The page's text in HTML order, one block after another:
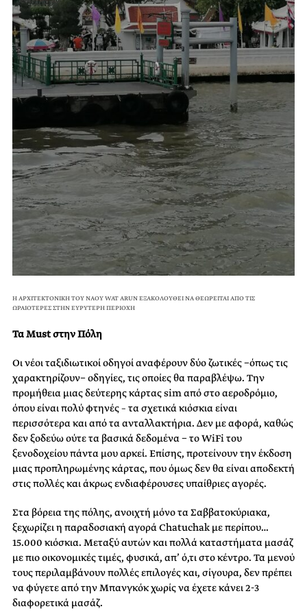
Η ΑΡΧΙΤΕΚΤΟΝΙΚΗ ΤΟΥ ΝΑΟΥ WAT ARUN ΕΞΑΚΟΛΟΥΘΕΙ ΝΑ ΘΕΩΡΕΙΤΑΙ ΑΠΟ ΤΙΣ
ΩΡΑΙΟΤΕΡΕΣ ΣΤΗΝ ΕΥΡΥΤΕΡΗ ΠΕΡΙΟΧΗ
Τα Must στην Πόλη
Οι νέοι ταξιδιωτικοί οδηγοί αναφέρουν δύο ζωτικές −όπως τις
χαρακτηρίζουν− οδηγίες, τις οποίες θα παραβλέψω. Την
προμήθεια μιας δεύτερης κάρτας sim από στο αεροδρόμιο,
όπου είναι πολύ φτηνές – τα σχετικά κιόσκια είναι
περισσότερα και από τα ανταλλακτήρια. Δεν με αφορά, καθώς
δεν ξοδεύω ούτε τα βασικά δεδομένα − το WiFi του
ξενοδοχείου πάντα μου αρκεί. Επίσης, προτείνουν την έκδοση
μιας προπληρωμένης κάρτας, που όμως δεν θα είναι αποδεκτή
στις πολλές και άκρως ενδιαφέρουσες υπαίθριες αγορές.
Στα βόρεια της πόλης, ανοιχτή μόνο τα Σαββατοκύριακα,
ξεχωρίζει η παραδοσιακή αγορά Chatuchak με περίπου…
15.000 κιόσκια. Μεταξύ αυτών και πολλά καταστήματα μασάζ
με πιο οικονομικές τιμές, φυσικά, απ’ ό,τι στo κέντρο. Τα μενού
τους περιλαμβάνουν πολλές επιλογές και, σίγουρα, δεν πρέπει
να φύγετε από την Μπανγκόκ χωρίς να έχετε κάνει 2-3
διαφορετικά μασάζ.